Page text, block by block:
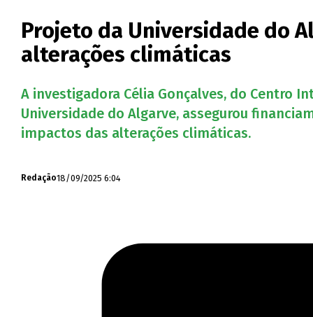
Projeto da Universidade do
alterações climáticas
A investigadora Célia Gonçalves, do Centro
Universidade do Algarve, assegurou
impactos das alterações climáticas.
Redação18/09/2025 6:04